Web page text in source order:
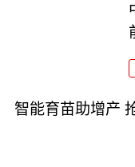
智能育苗助增产